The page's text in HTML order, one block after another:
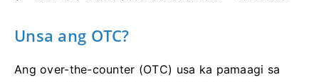
Unsa ang OTC?
Ang over-the-counter (OTC) usa ka pamaagi sa